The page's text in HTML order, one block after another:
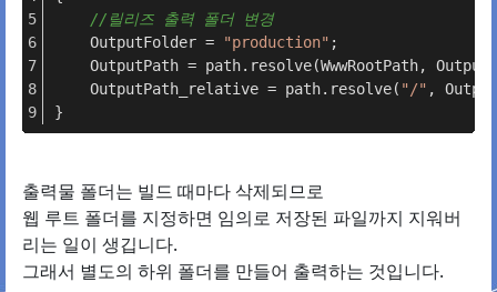
//릴리즈 출력 폴더 변경
OutputFolder = "production" ;
OutputPath = path. resolve(WwwRootPath,
OutputPath _relative = path. resolve( "/" ,
}
출력물 폴더는 빌드 때마다 삭제되므로
웹 루트 폴더를 지정하면 임의로 저장된 파일까지 지워버
리는 일이 생깁니다.
그래서 별도의 하위 폴더를 만들어 출력하는 것입니다.